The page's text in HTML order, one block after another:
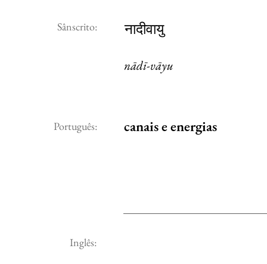
Sânscrito: नादीवायु
nādī-vāyu
Português: canais e energias
Inglês: